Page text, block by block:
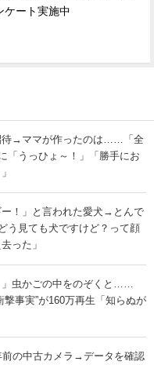
ケート実施中
待→ママが作ったのは……「全
「うっひょ～！」「勝手にお
！」と言われた愛犬→とんで
う見ても犬ですけど？って顔
った」
虫かごの中をのぞくと……
撃事実”が160万再生「知らぬが
前の中古カメラ→データを確認